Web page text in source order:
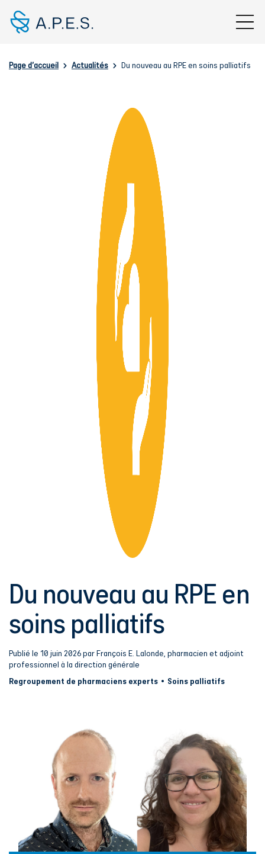
Fil d'Ariane
Page d'accueil Actualités Du nouveau au RPE en soins palliatifs
Du nouveau au RPE en
soins palliatifs
Publié le 10 juin 2026 par François E. Lalonde, pharmacien et adjoint
professionnel à la direction générale
Regroupement de pharmaciens experts Soins palliatifs